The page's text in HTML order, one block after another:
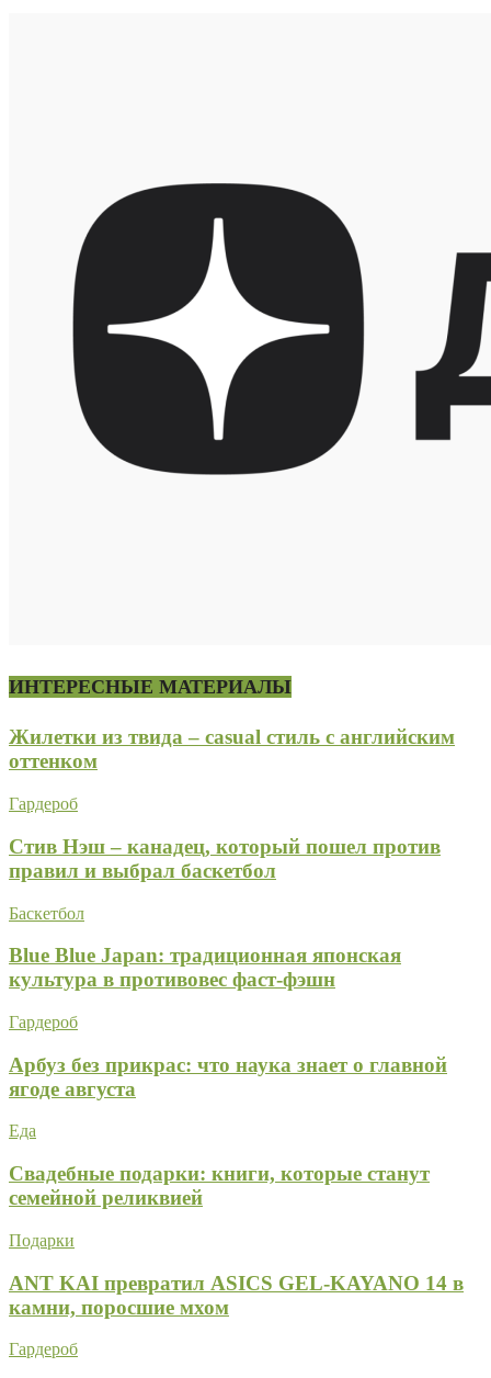
ИНТЕРЕСНЫЕ МАТЕРИАЛЫ
Жилетки из твида – casual стиль с английским
оттенком
Гардероб
Стив Нэш – канадец, который пошел против
правил и выбрал баскетбол
Баскетбол
Blue Blue Japan: традиционная японская
культура в противовес фаст-фэшн
Гардероб
Арбуз без прикрас: что наука знает о главной
ягоде августа
Еда
Свадебные подарки: книги, которые станут
семейной реликвией
Подарки
ANT KAI превратил ASICS GEL-KAYANO 14 в
камни, поросшие мхом
Гардероб